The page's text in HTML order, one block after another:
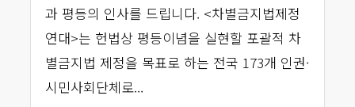
과 평등의 인사를 드립니다. <차별금지법제정
연대>는 헌법상 평등이념을 실현할 포괄적 차
별금지법 제정을 목표로 하는 전국 173개 인권·
시민사회단체로...